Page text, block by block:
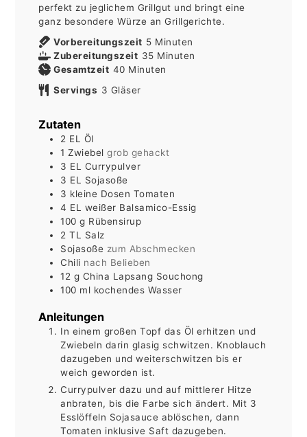
perfekt zu jeglichem Grillgut und bringt eine
ganz besondere Würze an Grillgerichte.
Vorbereitungszeit 5Minuten
Minuten
Zubereitungszeit 35Minuten
Minuten
Gesamtzeit 40Minuten
Minuten
Servings 3 Gläser
Zutaten
2 EL
Öl
1 Zwiebel grob gehackt
3 EL
Currypulver
3 EL
Sojasoße
3 kleine Dosen Tomaten
4 EL
weißer Balsamico-Essig
100 g Rübensirup
2 TL
Salz
Sojasoße zum Abschmecken
Chili nach Belieben
12 g China Lapsang Souchong
100 ml kochendes Wasser
Anleitungen
In einem großen Topf das Öl erhitzen und
Zwiebeln darin glasig schwitzen. Knoblauch
dazugeben und weiterschwitzen bis er
weich geworden ist.
Currypulver dazu und auf mittlerer Hitze
anbraten, bis die Farbe sich ändert. Mit 3
Esslöffeln Sojasauce ablöschen, dann
Tomaten inklusive Saft dazugeben.